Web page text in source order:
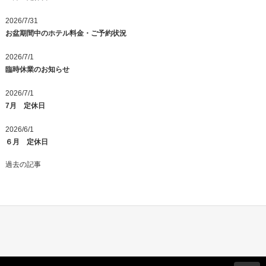
2026/7/31
お盆期間中のホテル料金・ご予約状況
2026/7/1
臨時休業のお知らせ
2026/7/1
7月 定休日
2026/6/1
６月 定休日
過去の記事